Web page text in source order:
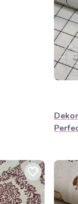
s dekoračními
univerzální
švy odolné vůči